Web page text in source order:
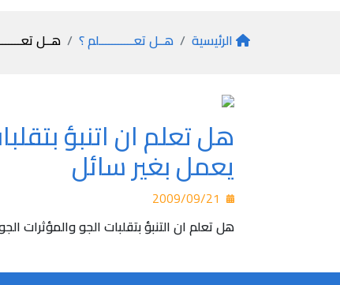
الرئيسية هــل تعـــــــــــلم ؟ هــل
هل تعلم ان اتنبؤ
يعمل بغير سائل
هل تعلم ان التنبؤ بتقلبات الجو والمؤثرات